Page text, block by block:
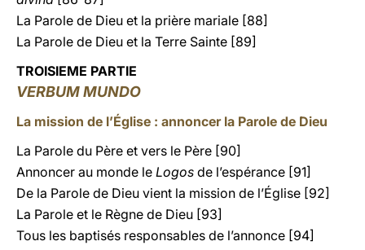
La Parole de Dieu et la prière mariale [88]
La Parole de Dieu et la Terre Sainte [89]
TROISIEME PARTIE
VERBUM MUNDO
La mission de l’Église : annoncer la Parole de Dieu
La Parole du Père et vers le Père [90]
Annoncer au monde le Logos de l’espérance [91]
De la Parole de Dieu vient la mission de l’Église [92]
La Parole et le Règne de Dieu [93]
Tous les baptisés responsables de l’annonce [94]